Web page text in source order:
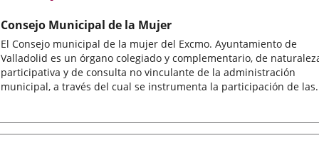
Consejo Municipal de la Mujer
El Consejo municipal de la mujer del Excmo. Ayuntamiento de
Valladolid es un órgano colegiado y complementario, de
participativa y de consulta no vinculante de la administración
municipal, a través del cual se instrumenta la participación de